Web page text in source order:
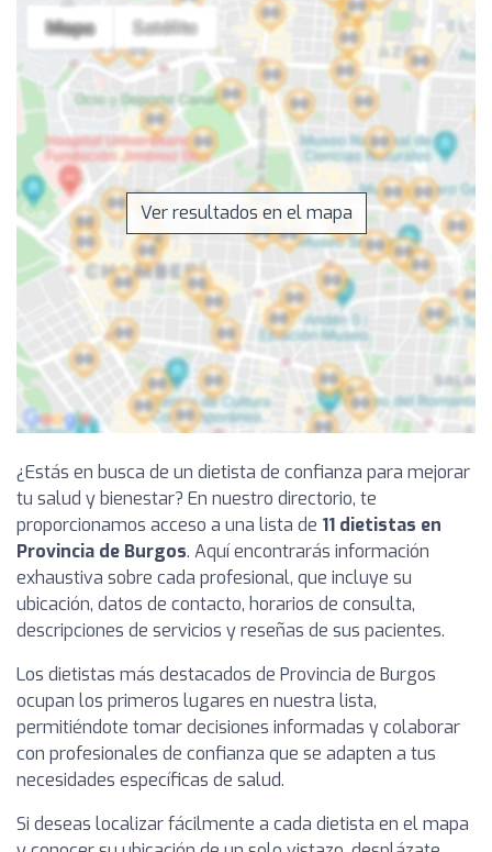
Ver resultados en el mapa
¿Estás en busca de un dietista de confianza para mejorar
tu salud y bienestar? En nuestro directorio, te
proporcionamos acceso a una lista de 11 dietistas en
Provincia de Burgos. Aquí encontrarás información
exhaustiva sobre cada profesional, que incluye su
ubicación, datos de contacto, horarios de consulta,
descripciones de servicios y reseñas de sus pacientes.
Los dietistas más destacados de Provincia de Burgos
ocupan los primeros lugares en nuestra lista,
permitiéndote tomar decisiones informadas y colaborar
con profesionales de confianza que se adapten a tus
necesidades específicas de salud.
Si deseas localizar fácilmente a cada dietista en el mapa